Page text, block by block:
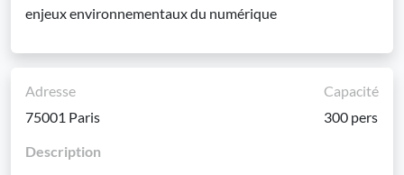
enjeux environnementaux du numérique
Adresse
75001 Paris
Capacité
300 pers
Description